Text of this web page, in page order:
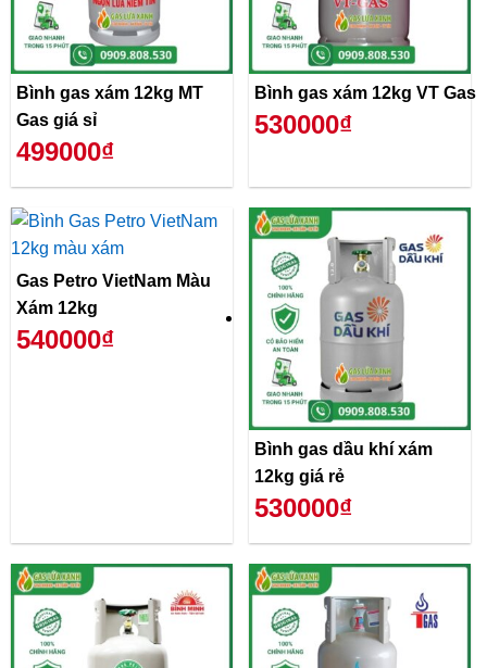
Bình gas xám 12kg MT
Gas giá sỉ
499000₫
Bình gas xám 12kg VT Gas
530000₫
Gas Petro VietNam Màu
Xám 12kg
540000₫
Bình gas dầu khí xám
12kg giá rẻ
530000₫